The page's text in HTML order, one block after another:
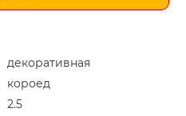
декоративная
короед
2.5